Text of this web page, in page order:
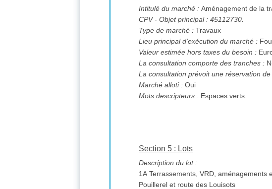
Intitulé du marché : Aménagement de la
CPV- Objet principal : 45112730.
Type de marché : Travaux
Lieu principal d'exécution du marché :
Valeur estimée hors taxes du besoin :
La consultation comporte des tranches :
La consultation prévoit une réservation
Marché alloti : Oui
Mots descripteurs : Espaces verts.
Section 5 : Lots
Description du lot :
1A Terrassements, VRD,
Pouillerel et route des Louisots